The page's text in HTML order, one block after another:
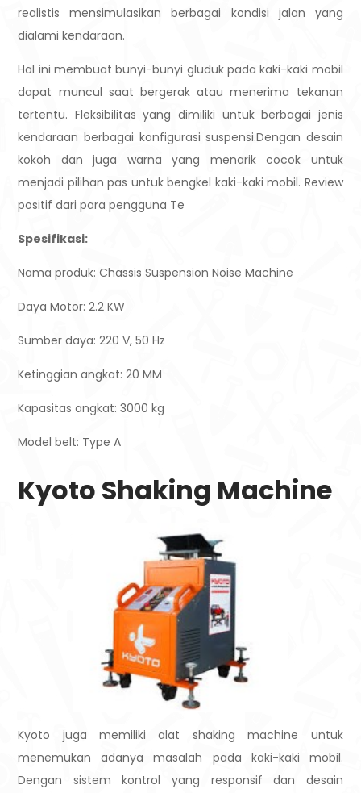
realistis mensimulasikan berbagai kondisi jalan yang
dialami kendaraan.
Hal ini membuat bunyi-bunyi gluduk pada kaki-kaki mobil
dapat muncul saat bergerak atau menerima tekanan
tertentu. Fleksibilitas yang dimiliki untuk berbagai jenis
kendaraan berbagai konfigurasi suspensi.Dengan desain
kokoh dan juga warna yang menarik cocok untuk
menjadi pilihan pas untuk bengkel kaki-kaki mobil. Review
positif dari para pengguna Te
Spesifikasi:
Nama produk: Chassis Suspension Noise Machine
Daya Motor: 2.2 KW
Sumber daya: 220 V, 50 Hz
Ketinggian angkat: 20 MM
Kapasitas angkat: 3000 kg
Model belt: Type A
Kyoto Shaking Machine
Kyoto juga memiliki alat shaking machine untuk
menemukan adanya masalah pada kaki-kaki mobil.
Dengan sistem kontrol yang responsif dan desain